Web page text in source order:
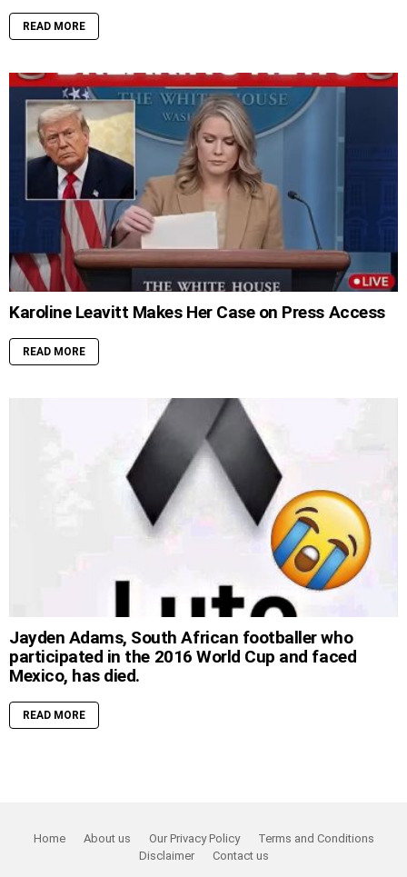
READ MORE
Karoline Leavitt Makes Her Case on Press Access
READ MORE
Jayden Adams, South African footballer who
participated in the 2016 World Cup and faced
Mexico, has died.
READ MORE
Home About us Our Privacy Policy
Terms and Conditions
Disclaimer
Contact us